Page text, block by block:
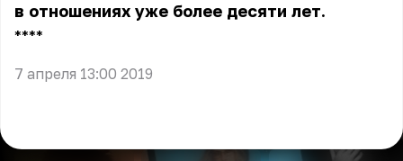
в отношениях уже более десяти лет.
** **
7 апреля 13:00 2019